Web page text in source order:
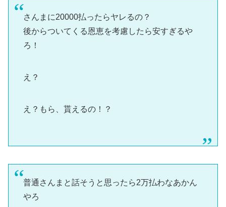
さんまに20000払ったらヤレるの？
後からついてくる恩恵を考慮したら安すぎるや
ろ！
え？
え？もら、貰えるの！？
普通さんまと話そうと思ったら2万払わなあかん
やろ